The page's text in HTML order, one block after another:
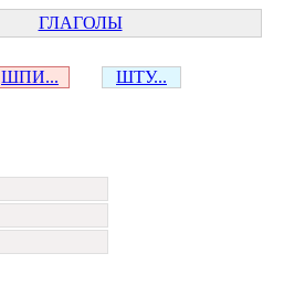
ГЛАГОЛЫ
ШПИ...
ШТУ...